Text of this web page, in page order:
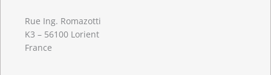
Rue Ing. Romazotti
K3 – 56100 Lorient
France